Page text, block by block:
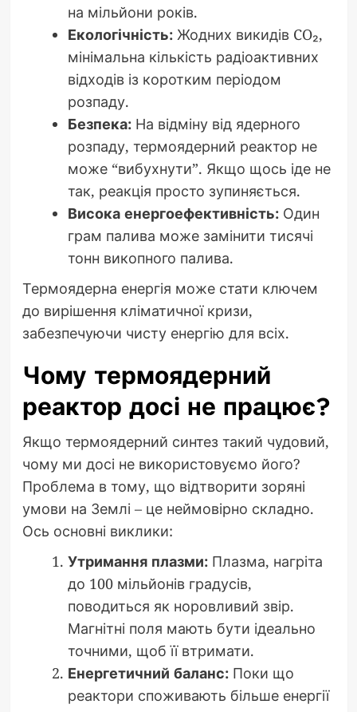
на мільйони років.
Екологічність:Жодних викидів CO₂,
мінімальна кількість радіоактивних
відходів із коротким періодом
розпаду.
Безпека:На відміну від ядерного
розпаду, термоядерний реактор не
може “вибухнути”. Якщо щось іде не
так, реакція просто зупиняється.
Висока енергоефективність:Один
грам палива може замінити тисячі
тонн викопного палива.
Термоядерна енергія може стати ключем
до вирішення кліматичної кризи,
забезпечуючи чисту енергію для всіх.
Чому термоядерний
реактор досі не працює?
Якщо термоядерний синтез такий чудовий,
чому ми досі не використовуємо його?
Проблема в тому, що відтворити зоряні
умови на Землі – це неймовірно складно.
Ось основні виклики:
Утримання плазми:Плазма, нагріта
до 100 мільйонів градусів,
поводиться як норовливий звір.
Магнітні поля мають бути ідеально
точними, щоб її втримати.
Енергетичний баланс:Поки що
реактори споживають більше енергії